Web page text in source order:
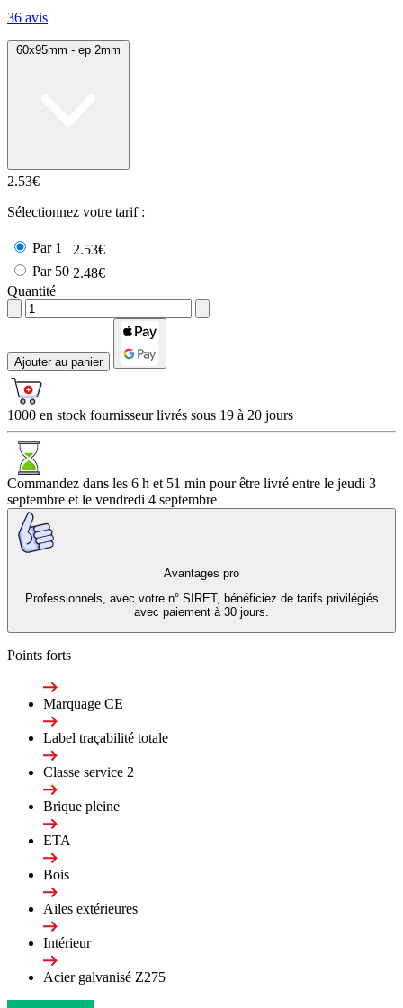
36 avis
60x95mm - ep 2mm
2.53€
Sélectionnez votre tarif :
Par 1
2.53€
Par 50 2.48€
Quantité
Ajouter au panier
1000 en stock fournisseur livrés sous 19 à 20 jours
Commandez dans les 6 h et 51 min pour être livré entre le jeudi 3
septembre et le vendredi 4 septembre
Avantages pro
Professionnels, avec votre n° SIRET, bénéficiez de tarifs privilégiés
avec paiement à 30 jours.
Points forts
Marquage CE
Label traçabilité totale
Classe service 2
Brique pleine
ETA
Bois
Ailes extérieures
Intérieur
Acier galvanisé Z275